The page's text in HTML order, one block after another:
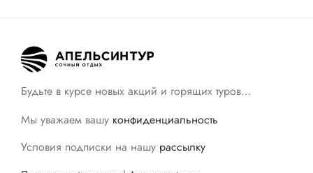
Будьте в курсе новых акций и горящих туров…
Мы уважаем вашу конфиденциальность
Условия подписки на нашу рассылку